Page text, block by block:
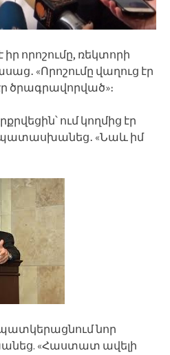
որոշումը, ռեկտորի
«Որոշումը վաղուց էր
ծրագրավորված»։
ում կողմից էր
«Նաև իմ
պատկերացնում նոր
«Հաստատ ավելի